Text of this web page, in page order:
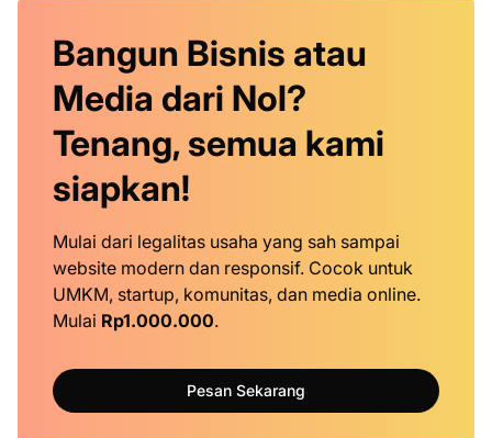
Bangun Bisnis atau
Media dari Nol?
Tenang, semua kami
siapkan!
Mulai dari legalitas usaha yang sah sampai
website modern dan responsif. Cocok untuk
UMKM, startup, komunitas, dan media online.
Mulai Rp1.000.000.
Pesan Sekarang